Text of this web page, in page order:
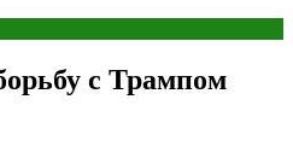
с Трампом